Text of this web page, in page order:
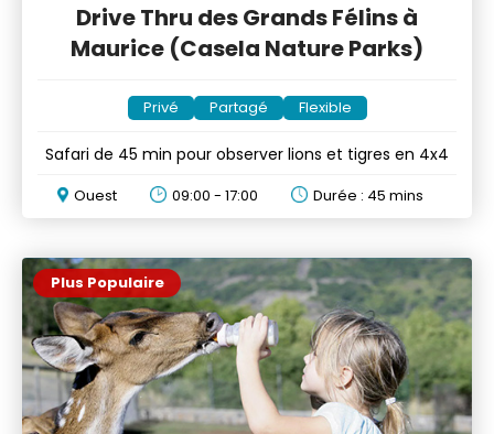
Drive Thru des Grands Félins à
Maurice (Casela Nature Parks)
Privé Partagé Flexible
Safari de 45 min pour observer lions et tigres en 4x4
Ouest 09:00 - 17:00 Durée : 45 mins
Plus Populaire